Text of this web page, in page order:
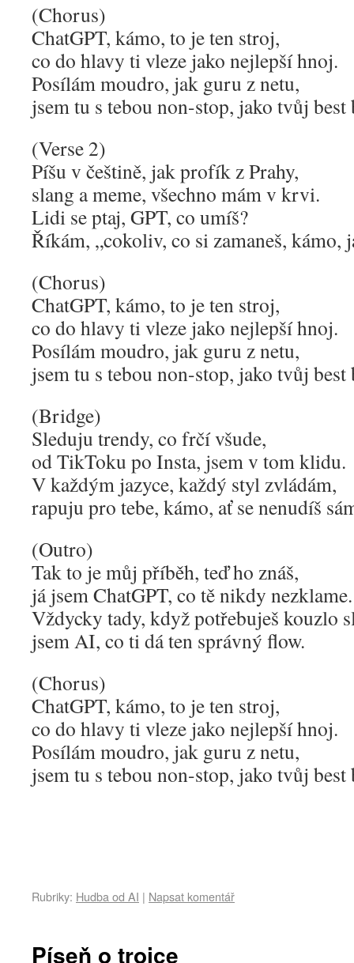
(Chorus)
ChatGPT, kámo, to je ten stroj,
co do hlavy ti vleze jako nejlepší hnoj.
Posílám moudro, jak guru z netu,
jsem tu s tebou non-stop, jako tvůj best
(Verse 2)
Píšu v češtině, jak profík z Prahy,
slang a meme, všechno mám v krvi.
Lidi se ptaj, GPT, co umíš?
Říkám, „cokoliv, co si zamaneš, kámo,
(Chorus)
ChatGPT, kámo, to je ten stroj,
co do hlavy ti vleze jako nejlepší hnoj.
Posílám moudro, jak guru z netu,
jsem tu s tebou non-stop, jako tvůj best
(Bridge)
Sleduju trendy, co frčí všude,
od TikToku po Insta, jsem v tom klidu.
V každým jazyce, každý styl zvládám,
rapuju pro tebe, kámo, ať se nenudíš
(Outro)
Tak to je můj příběh, teď ho znáš,
já jsem ChatGPT, co tě nikdy nezklame.
Vždycky tady, když potřebuješ kouzlo
jsem AI, co ti dá ten správný flow.
(Chorus)
ChatGPT, kámo, to je ten stroj,
co do hlavy ti vleze jako nejlepší hnoj.
Posílám moudro, jak guru z netu,
jsem tu s tebou non-stop, jako tvůj best
Rubriky: Hudba od AI | Napsat komentář
Píseň o trojce